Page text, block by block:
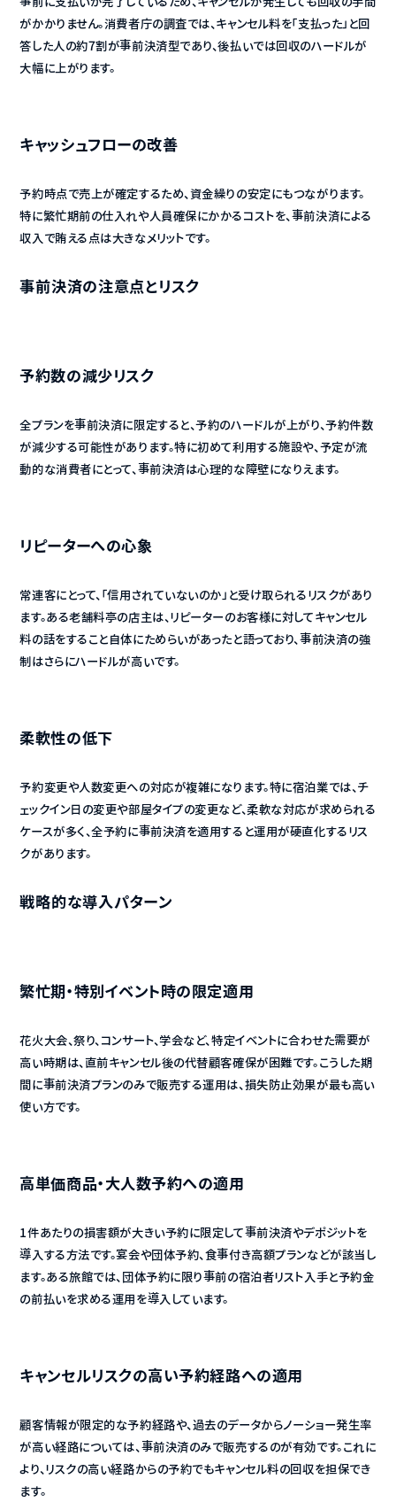
がかかりません。消費者庁の調査では、キャンセル料を「支払った」と回
答した人の約7割が事前決済型であり、後払いでは回収のハードルが
大幅に上がります。
キャッシュフローの改善
予約時点で売上が確定するため、資金繰りの安定にもつながります。
特に繁忙期前の仕入れや人員確保にかかるコストを、事前決済による
収入で賄える点は大きなメリットです。
事前決済の注意点とリスク
予約数の減少リスク
全プランを事前決済に限定すると、予約のハードルが上がり、予約件数
が減少する可能性があります。特に初めて利用する施設や、予定が流
動的な消費者にとって、事前決済は心理的な障壁になりえます。
リピーターへの心象
常連客にとって、「信用されていないのか」と受け取られるリスクがあり
ます。ある老舗料亭の店主は、リピーターのお客様に対してキャンセル
料の話をすること自体にためらいがあったと語っており、事前決済の強
制はさらにハードルが高いです。
柔軟性の低下
予約変更や人数変更への対応が複雑になります。特に宿泊業では、チ
ェックイン日の変更や部屋タイプの変更など、柔軟な対応が求められる
ケースが多く、全予約に事前決済を適用すると運用が硬直化するリス
クがあります。
戦略的な導入パターン
繁忙期・特別イベント時の限定適用
花火大会、祭り、コンサート、学会など、特定イベントに合わせた需要が
高い時期は、直前キャンセル後の代替顧客確保が困難です。こうした期
間に事前決済プランのみで販売する運用は、損失防止効果が最も高い
使い方です。
高単価商品・大人数予約への適用
1件あたりの損害額が大きい予約に限定して事前決済やデポジットを
導入する方法です。宴会や団体予約、食事付き高額プランなどが該当し
ます。ある旅館では、団体予約に限り事前の宿泊者リスト入手と予約金
の前払いを求める運用を導入しています。
キャンセルリスクの高い予約経路への適用
顧客情報が限定的な予約経路や、過去のデータからノーショー発生率
が高い経路については、事前決済のみで販売するのが有効です。これに
より、リスクの高い経路からの予約でもキャンセル料の回収を担保でき
ます。